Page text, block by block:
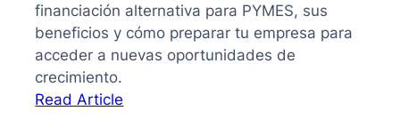
financiación alternativa para PYMES, sus
beneficios y cómo preparar tu empresa para
acceder a nuevas oportunidades de
crecimiento.
Read Article